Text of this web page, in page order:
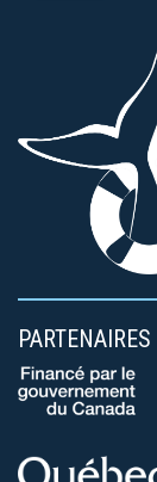
PARTENAIRES